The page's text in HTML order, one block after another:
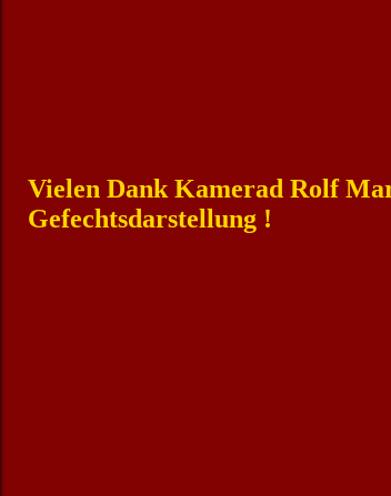
Vielen Dank Kamerad Rolf
Gefechtsdarstellung !